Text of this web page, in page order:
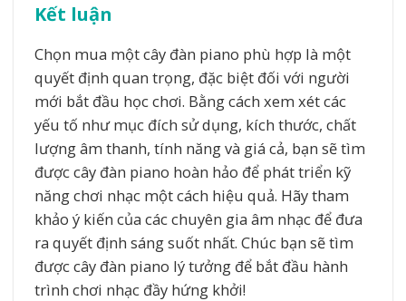
Kết luận
Chọn mua một cây đàn piano phù hợp là một
quyết định quan trọng, đặc biệt đối với người
mới bắt đầu học chơi. Bằng cách xem xét các
yếu tố như mục đích sử dụng, kích thước, chất
lượng âm thanh, tính năng và giá cả, bạn sẽ tìm
được cây đàn piano hoàn hảo để phát triển kỹ
năng chơi nhạc một cách hiệu quả. Hãy tham
khảo ý kiến của các chuyên gia âm nhạc để đưa
ra quyết định sáng suốt nhất. Chúc bạn sẽ tìm
được cây đàn piano lý tưởng để bắt đầu hành
trình chơi nhạc đầy hứng khởi!